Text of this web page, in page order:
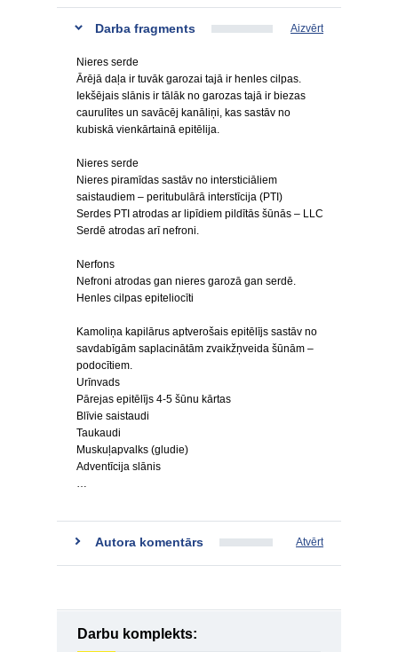
Darba fragments Aizvērt
Nieres serde
Ārējā daļa ir tuvāk garozai tajā ir henles cilpas.
Iekšējais slānis ir tālāk no garozas tajā ir biezas
caurulītes un savācēj kanāliņi, kas sastāv no
kubiskā vienkārtainā epitēlija.
Nieres serde
Nieres piramīdas sastāv no intersticiāliem
saistaudiem – peritubulārā interstīcija (PTI)
Serdes PTI atrodas ar lipīdiem pildītās šūnās – LLC
Serdē atrodas arī nefroni.
Nerfons
Nefroni atrodas gan nieres garozā gan serdē.
Henles cilpas epiteliocīti
Kamoliņa kapilārus aptverošais epitēlījs sastāv no
savdabīgām saplacinātām zvaikžņveida šūnām –
podocītiem.
Urīnvads
Pārejas epitēlījs 4-5 šūnu kārtas
Blīvie saistaudi
Taukaudi
Muskuļapvalks (gludie)
Adventīcija slānis
…
Autora komentārs Atvērt
Darbu komplekts: